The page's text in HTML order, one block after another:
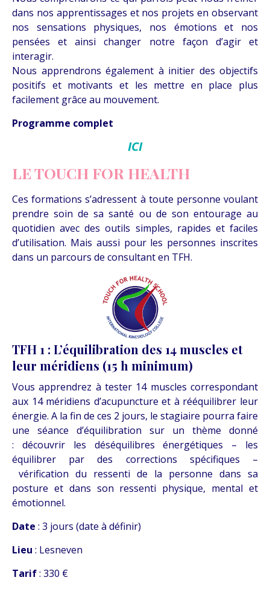
dans nos apprentissages et nos projets en observant
nos sensations physiques, nos émotions et nos
pensées et ainsi changer notre façon d’agir et
interagir.
Nous apprendrons également à initier des objectifs
positifs et motivants et les mettre en place plus
facilement grâce au mouvement.
Programme complet
ICI
LE TOUCH FOR HEALTH
Ces formations s’adressent à toute personne voulant
prendre soin de sa santé ou de son entourage au
quotidien avec des outils simples, rapides et faciles
d’utilisation. Mais aussi pour les personnes inscrites
dans un parcours de consultant en TFH.
TFH 1 : L’équilibration des 14 muscles et
leur méridiens (15 h minimum)
Vous apprendrez à tester 14 muscles correspondant
aux 14 méridiens d’acupuncture et à rééquilibrer leur
énergie. A la fin de ces 2 jours, le stagiaire pourra faire
une séance d’équilibration sur un thème donné
: découvrir les déséquilibres énergétiques – les
équilibrer par des corrections spécifiques –
vérification du ressenti de la personne dans sa
posture et dans son ressenti physique, mental et
émotionnel.
Date : 3 jours (date à définir)
Lieu : Lesneven
Tarif: 330 €